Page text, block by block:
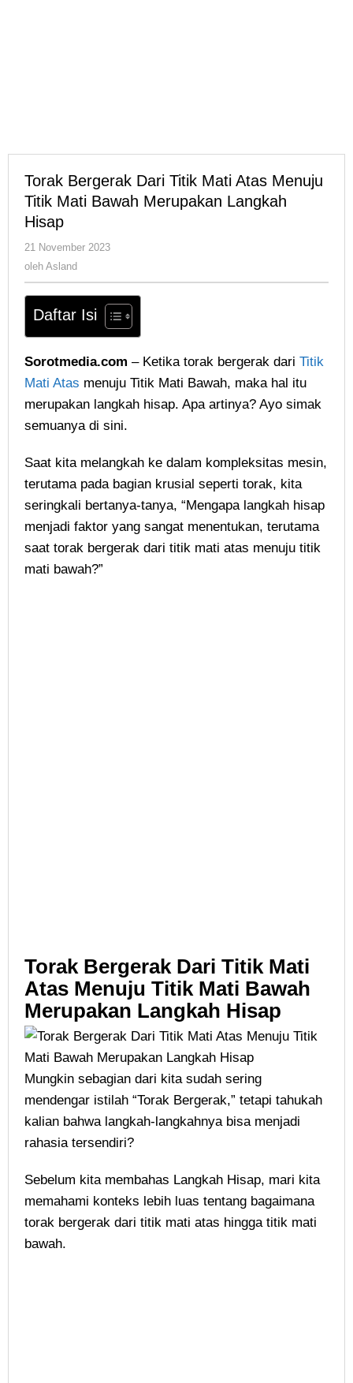
Torak Bergerak Dari Titik Mati Atas Menuju
Titik Mati Bawah Merupakan Langkah
Hisap
21 November 2023
oleh Asland
Daftar Isi
Sorotmedia.com – Ketika torak bergerak dari Titik
Mati Atas menuju Titik Mati Bawah, maka hal itu
merupakan langkah hisap. Apa artinya? Ayo simak
semuanya di sini.
Saat kita melangkah ke dalam kompleksitas mesin,
terutama pada bagian krusial seperti torak, kita
seringkali bertanya-tanya, “Mengapa langkah hisap
menjadi faktor yang sangat menentukan, terutama
saat torak bergerak dari titik mati atas menuju titik
mati bawah?”
Torak Bergerak Dari Titik Mati
Atas Menuju Titik Mati Bawah
Merupakan Langkah Hisap
Mungkin sebagian dari kita sudah sering
mendengar istilah “Torak Bergerak,” tetapi tahukah
kalian bahwa langkah-langkahnya bisa menjadi
rahasia tersendiri?
Sebelum kita membahas Langkah Hisap, mari kita
memahami konteks lebih luas tentang bagaimana
torak bergerak dari titik mati atas hingga titik mati
bawah.